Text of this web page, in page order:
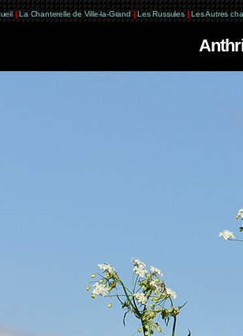
| La Chanterelle de Ville-la-Grand | Les Russules | Les Autres